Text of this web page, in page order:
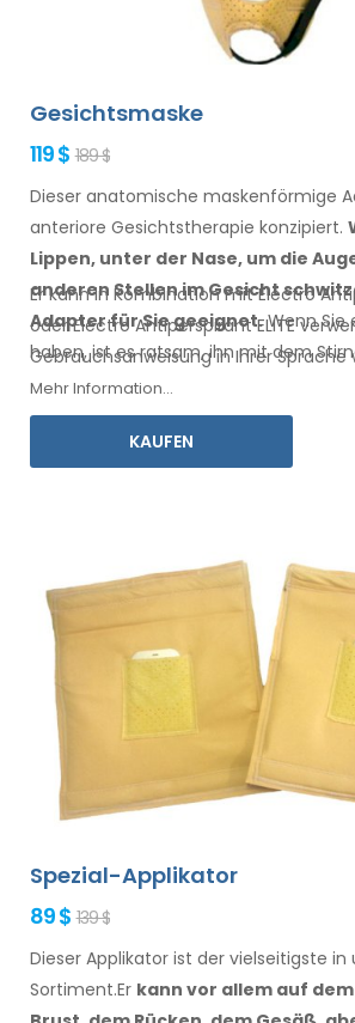
Gesichtsmaske
119 $ 189 $
Dieser anatomische maskenförmige
anteriore Gesichtstherapie konzipiert.
Lippen, unter der Nase, um die
anderen Stellenim Gesicht
Adapter für Sie geeignet. WennSie
haben, ist es ratsam, ihnmit dem
kombinieren.
Er kann in Kombination mit Electro
oder Electro Antiperspirant ELITE
Gebrauchsanweisung in IhrerSprache
Mehr Information...
KAUFEN
Spezial-Applikator
89 $ 139 $
Dieser Applikator ist der vielseitigste in
Sortiment.Er kann vor allem auf